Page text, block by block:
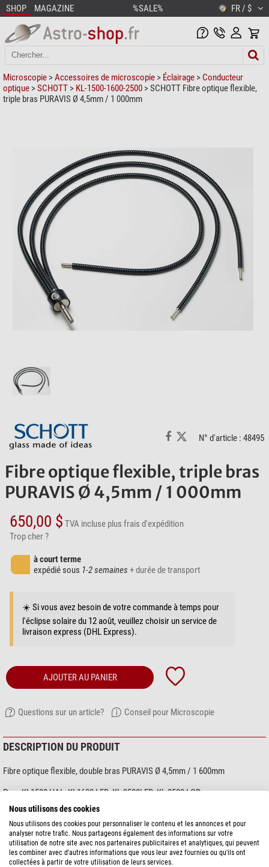
SHOP MAGAZINE %SALE% FR / $
Microscopie >Accessoires de microscopie > Éclairage > Conducteur
optique >SCHOTT > KL-1500-1600-2500 > SCHOTT Fibre optique flexible,
triple bras PURAVIS Ø 4,5mm / 1 000mm
N° d'article : 48495
Fibre optique flexible, triple bras
PURAVIS Ø 4,5mm / 1 000mm
650,00 $ TVA incluse plus frais d'expédition
Trop cher ?
à court terme
expédié sous 1-2 semaines + durée de transport
☀️ Si vous avez besoin de votre commande à temps pour
l'éclipse solaire du 12 août, veuillez choisir un service de
livraison express (DHL Express).
AJOUTER AU PANIER
Questions sur un article? Conseil pour Microscopie
DESCRIPTION DU PRODUIT
Fibre optique flexible, double bras PURAVIS Ø 4,5mm / 1 600mm
Pour KL1500 HAL, KL1600 LED, KL 2500LED, KL 2500 LCD
Nous utilisons des cookies
Nous utilisons des cookies pour personnaliser le contenu et les annonces et pour
analyser notre trafic. Nous partageons également des informations sur votre
utilisation de notre site avec nos partenaires publicitaires et analytiques, qui peuvent
les combiner avec d'autres informations que vous leur avez fournies ou qu'ils ont
collectées à partir de votre utilisation de leurs services.